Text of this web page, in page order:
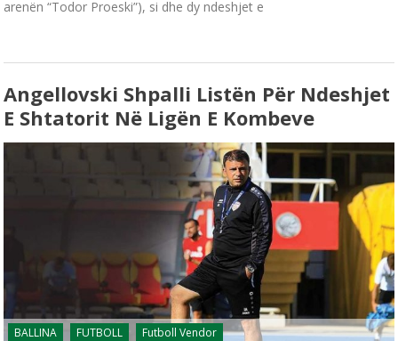
arenën “Todor Proeski”), si dhe dy ndeshjet e
Angellovski Shpalli Listën Për Ndeshjet
E Shtatorit Në Ligën E Kombeve
BALLINA FUTBOLL
Futboll Vendor